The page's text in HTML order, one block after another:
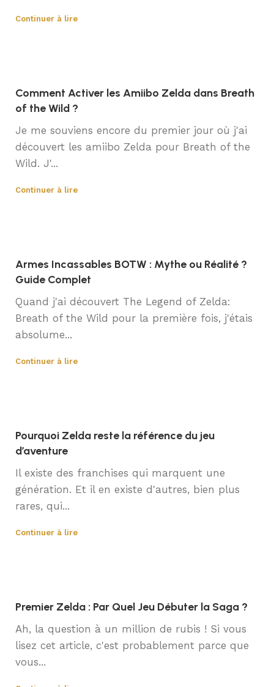
Continuer à lire
Comment Activer les Amiibo Zelda dans Breath
of the Wild ?
Je me souviens encore du premier jour où j'ai
découvert les amiibo Zelda pour Breath of the
Wild. J'...
Continuer à lire
Armes Incassables BOTW : Mythe ou Réalité ?
Guide Complet
Quand j'ai découvert The Legend of Zelda:
Breath of the Wild pour la première fois, j'étais
absolume...
Continuer à lire
Pourquoi Zelda reste la référence du jeu
d’aventure
Il existe des franchises qui marquent une
génération. Et il en existe d'autres, bien plus
rares, qui...
Continuer à lire
Premier Zelda : Par Quel Jeu Débuter la Saga ?
Ah, la question à un million de rubis ! Si vous
lisez cet article, c'est probablement parce que
vous...